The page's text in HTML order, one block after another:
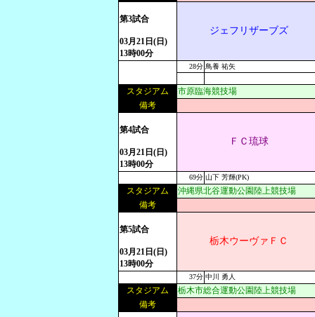
第3試合
03月21日(日)
13時00分
ジェフリザーブズ
28分 鳥養 祐矢
スタジアム
市原臨海競技場
備考
第4試合
03月21日(日)
13時00分
ＦＣ琉球
69分 山下 芳輝(PK)
スタジアム
沖縄県北谷運動公園陸上競技場
備考
第5試合
03月21日(日)
13時00分
栃木ウーヴァＦＣ
37分 中川 勇人
スタジアム
栃木市総合運動公園陸上競技場
備考